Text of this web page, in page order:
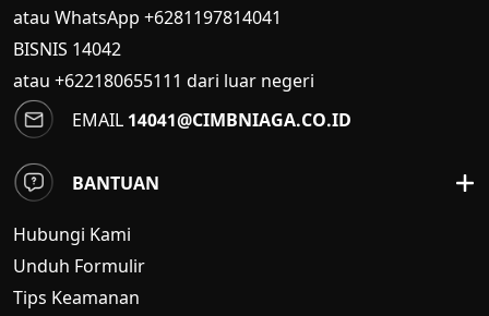
atau WhatsApp +6281197814041
BISNIS 14042
atau +622180655111 dari luar negeri
EMAIL 14041@CIMBNIAGA.CO.ID
BANTUAN
Hubungi Kami
Unduh Formulir
Tips Keamanan